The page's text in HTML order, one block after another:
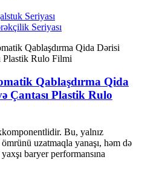
Seriyası
Seriyası
Qablaşdırma Qida
Çantası Plastik Rulo
Bu, yalnız
uzatmaqla yanaşı, həm də
baryer performansına